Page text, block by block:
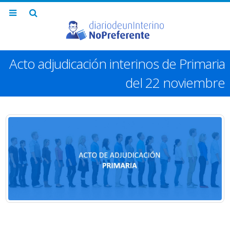
Acto adjudicación interinos de Primaria
del 22 noviembre